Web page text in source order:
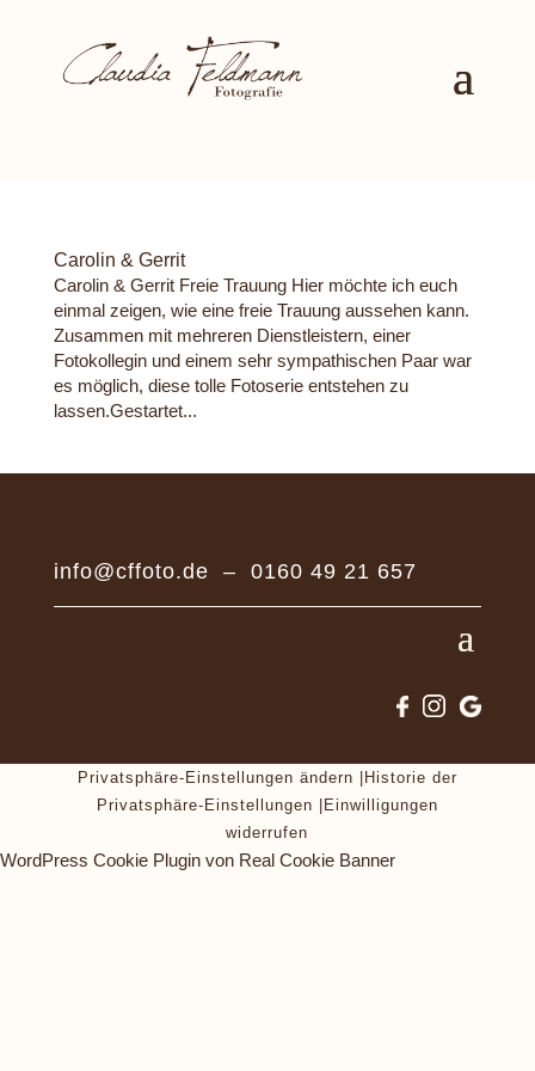
Carolin & Gerrit
Carolin & Gerrit Freie Trauung Hier möchte ich euch
einmal zeigen, wie eine freie Trauung aussehen kann.
Zusammen mit mehreren Dienstleistern, einer
Fotokollegin und einem sehr sympathischen Paar war
es möglich, diese tolle Fotoserie entstehen zu
lassen.Gestartet...
info@cffoto.de – 0160 49 21 657
Privatsphäre-Einstellungen ändern
Historie der
Privatsphäre-Einstellungen
Einwilligungen
widerrufen
WordPress Cookie Plugin von Real Cookie Banner